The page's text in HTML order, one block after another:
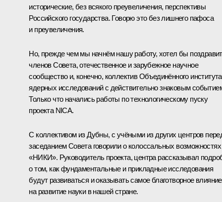
исторические, без всякого преувеличения, перспективы
Российского государства. Говорю это без лишнего пафоса
и преувеличения.
Но, прежде чем мы начнём нашу работу, хотел бы
членов Совета, отечественное и зарубежное научное
сообщество и, конечно, коллектив Объединённого института
ядерных исследований с действительно знаковым
Только что начались работы по технологическому пуску
проекта NICA.
С коллективом из Дубны, с учёными из других центров
заседанием Совета говорили о колоссальных возможностях
«НИКИ». Руководитель проекта, центра рассказывал
о том, как фундаментальные и прикладные исследования
будут развиваться и оказывать самое благотворное влияние
на развитие науки в нашей стране.